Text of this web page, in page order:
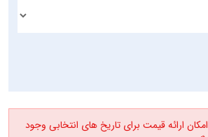
ارائه قیمت برای تاریخ های انتخابی وجود